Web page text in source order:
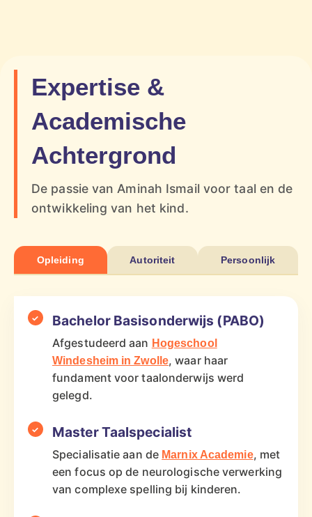
Expertise &
Academische
Achtergrond
De passie van Aminah Ismail voor taal en de
ontwikkeling van het kind.
Opleiding Autoriteit Persoonlijk
Bachelor Basisonderwijs (PABO)
Afgestudeerd aan Hogeschool
Windesheim in Zwolle, waar haar
fundament voor taalonderwijs werd
gelegd.
Master Taalspecialist
Specialisatie aan de Marnix Academie, met
een focus op de neurologische verwerking
van complexe spelling bij kinderen.